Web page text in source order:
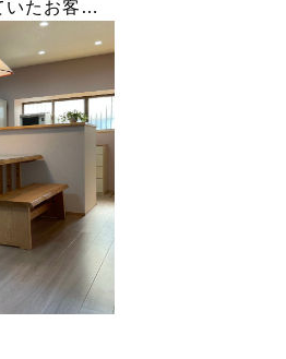
たお客様
するための
きました。